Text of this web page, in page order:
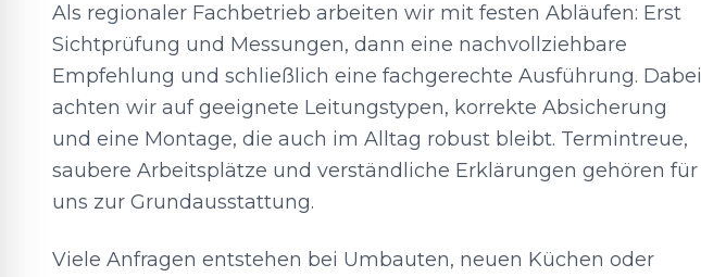
Als regionaler Fachbetrieb arbeiten wir mit festen Abläufen: Erst
Sichtprüfung und Messungen, dann eine nachvollziehbare
Empfehlung und schließlich eine fachgerechte Ausführung. Dabei
achten wir auf geeignete Leitungstypen, korrekte Absicherung
und eine Montage, die auch im Alltag robust bleibt. Termintreue,
saubere Arbeitsplätze und verständliche Erklärungen gehören für
uns zur Grundausstattung.
Viele Anfragen entstehen bei Umbauten, neuen Küchen oder